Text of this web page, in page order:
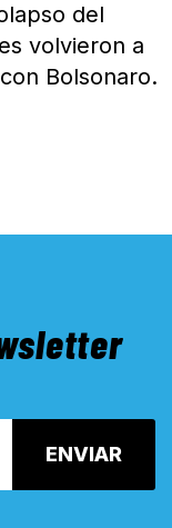
del
volvieron a
Bolsonaro.